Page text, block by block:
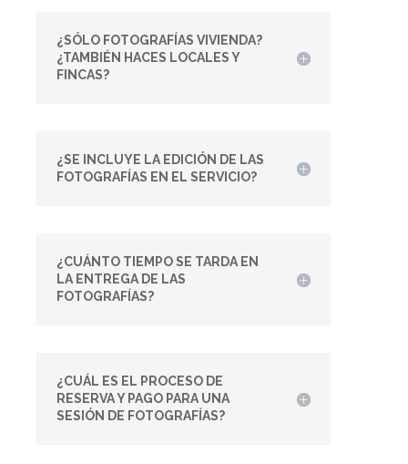
¿SÓLO FOTOGRAFÍAS VIVIENDA?
¿TAMBIÉN HACES LOCALES Y
FINCAS?
¿SE INCLUYE LA EDICIÓN DE LAS
FOTOGRAFÍAS EN EL SERVICIO?
¿CUÁNTO TIEMPO SE TARDA EN
LA ENTREGA DE LAS
FOTOGRAFÍAS?
¿CUÁL ES EL PROCESO DE
RESERVA Y PAGO PARA UNA
SESIÓN DE FOTOGRAFÍAS?